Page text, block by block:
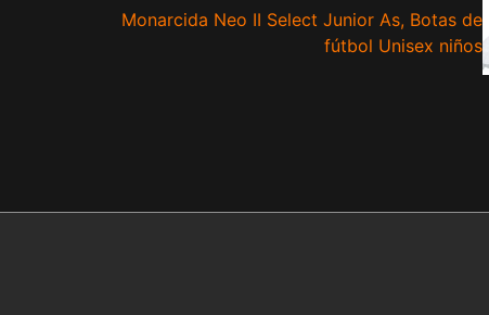
Monarcida Neo II Select Junior As, Botas de
fútbol Unisex niños